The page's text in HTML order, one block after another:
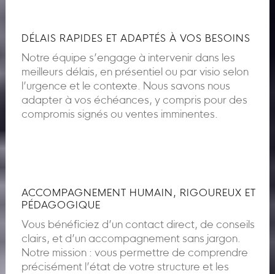
DÉLAIS RAPIDES ET ADAPTÉS À VOS BESOINS
Notre équipe s’engage à intervenir dans les
meilleurs délais, en présentiel ou par visio selon
l’urgence et le contexte. Nous savons nous
adapter à vos échéances, y compris pour des
compromis signés ou ventes imminentes.
ACCOMPAGNEMENT HUMAIN, RIGOUREUX ET
PÉDAGOGIQUE
Vous bénéficiez d’un contact direct, de conseils
clairs, et d’un accompagnement sans jargon.
Notre mission : vous permettre de comprendre
précisément l’état de votre structure et les